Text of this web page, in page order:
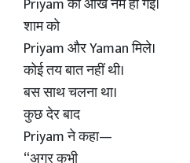
Priyam की आँखें नम हो गईं।
शाम को
Priyam और Yaman मिले।
कोई तय बात नहीं थी।
बस साथ चलना था।
कुछ देर बाद
Priyam ने कहा—